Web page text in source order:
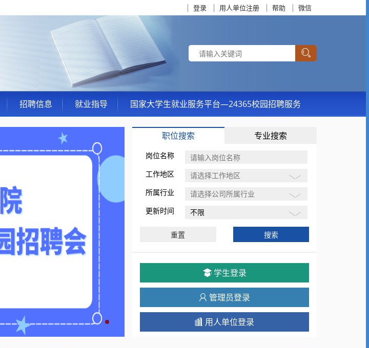
登录 用人单位注册 帮助 微信
招聘信息 就业指导 国家大学生就业服务平台—24365校园招聘服务
职位搜索 专业搜索
岗位名称
工作地区
所属行业
更新时间
重置 搜索
学生登录
管理员登录
用人单位登录